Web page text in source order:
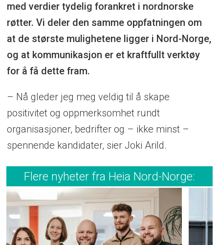
med verdier tydelig forankret i nordnorske
røtter. Vi deler den samme oppfatningen om
at de største mulighetene ligger i Nord-Norge,
og at kommunikasjon er et kraftfullt verktøy
for å få dette fram.
– Nå gleder jeg meg veldig til å skape
positivitet og oppmerksomhet rundt
organisasjoner, bedrifter og – ikke minst –
spennende kandidater, sier Joki Arild.
Flere nyheter fra Heia Nord-Norge: